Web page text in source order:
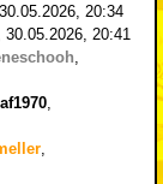
30.05.2026, 20:34
30.05.2026, 20:41
,
,
,